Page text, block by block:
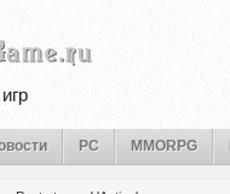
PC MMORPG